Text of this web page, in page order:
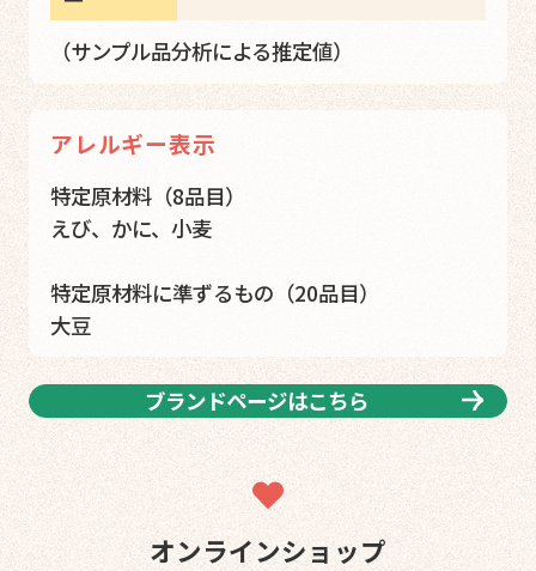
（サンプル品分析による推定値）
アレルギー表示
特定原材料（8品目）
えび、かに、小麦
特定原材料に準ずるもの（20品目）
大豆
ブランドページはこちら
オンラインショップ